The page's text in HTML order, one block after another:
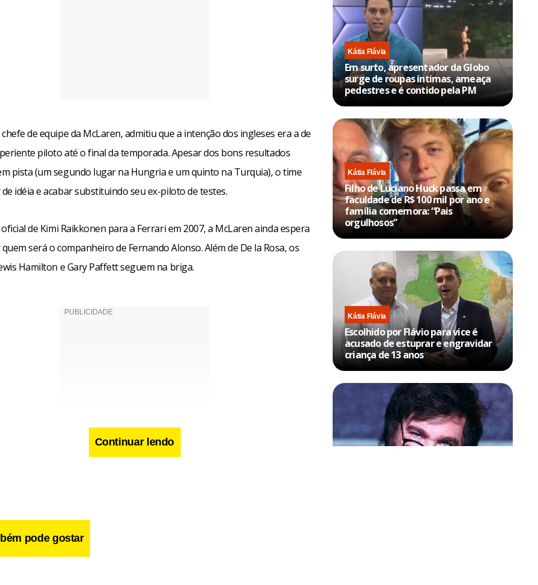
de equipe da McLaren, admitiu que a intenção dos ingleses era a de
piloto até o final da temporada. Apesar dos bons resultados
pista (um segundo lugar na Hungria e um quinto na Turquia), o time
idéia e acabar substituindo seu ex-piloto de testes.
de Kimi Raikkonen para a Ferrari em 2007, a McLaren ainda espera
será o companheiro de Fernando Alonso. Além de De la Rosa, os
Hamilton e Gary Paffett seguem na briga.
-- >
Continuar lendo
pode gostar
Kátia Flávia
Em surto, apresentador da Globo
surge de roupas íntimas, ameaça
pedestres e é contido pela PM
Kátia Flávia
Filho de Luciano Huck passa em
faculdade de R$ 100 mil por ano e
família comemora: “Pais
orgulhosos”
Kátia Flávia
Escolhido por Flávio para vice é
acusado de estuprar e engravidar
criança de 13 anos